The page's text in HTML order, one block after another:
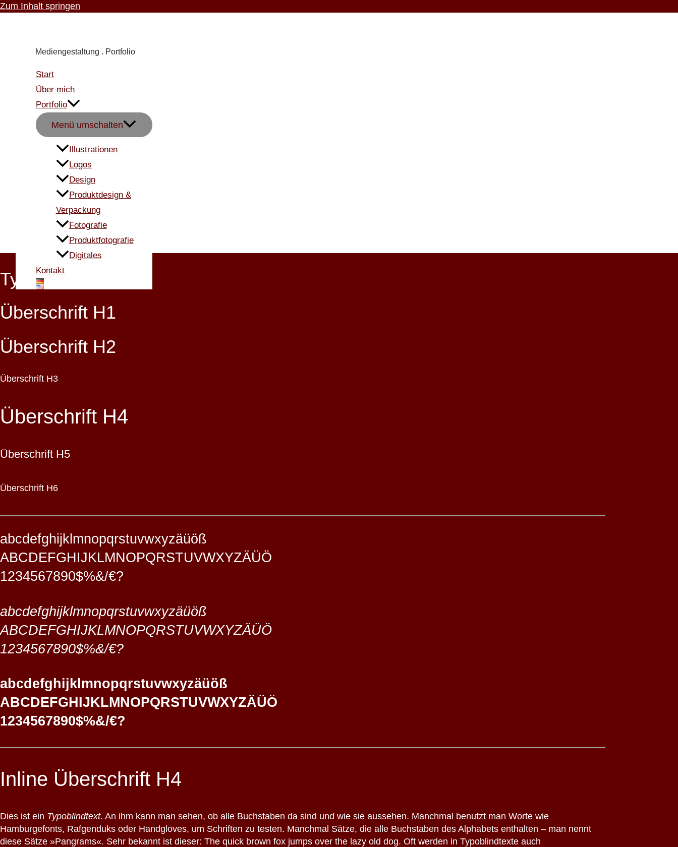
Zum Inhalt springen
Mediengestaltung . Portfolio
Start
Über mich
Portfolio
Menü umschalten
Illustrationen
Logos
Design
Produktdesign &
Verpackung
Fotografie
Produktfotografie
Digitales
Kontakt
Typografie
Überschrift H1
Überschrift H2
Überschrift H3
Überschrift H4
Überschrift H5
Überschrift H6
abcdefghijklmnopqrstuvwxyzäüöß
ABCDEFGHIJKLMNOPQRSTUVWXYZÄÜÖ
1234567890$%&/€?
abcdefghijklmnopqrstuvwxyzäüöß
ABCDEFGHIJKLMNOPQRSTUVWXYZÄÜÖ
1234567890$%&/€?
abcdefghijklmnopqrstuvwxyzäüöß
ABCDEFGHIJKLMNOPQRSTUVWXYZÄÜÖ
1234567890$%&/€?
Inline Überschrift H4
Dies ist ein Typoblindtext. An ihm kann man sehen, ob alle Buchstaben da sind und wie sie aussehen. Manchmal benutzt man Worte wie
Hamburgefonts, Rafgenduks oder Handgloves, um Schriften zu testen. Manchmal Sätze, die alle Buchstaben des Alphabets enthalten – man nennt
diese Sätze »Pangrams«. Sehr bekannt ist dieser: The quick brown fox jumps over the lazy old dog. Oft werden in Typoblindtexte auch